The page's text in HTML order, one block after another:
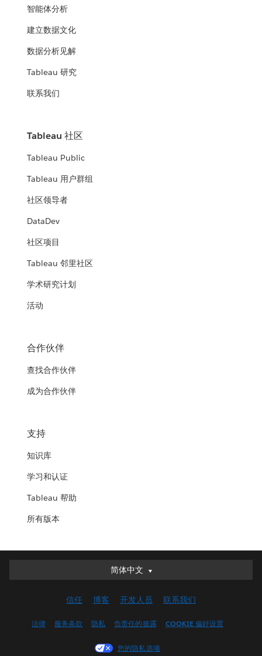
智能体分析
建立数据文化
数据分析见解
Tableau 研究
联系我们
Tableau 社区
Tableau Public
Tableau 用户群组
社区领导者
DataDev
社区项目
Tableau 邻里社区
学术研究计划
活动
合作伙伴
查找合作伙伴
成为合作伙伴
支持
知识库
学习和认证
Tableau 帮助
所有版本
简体中文
简体中文
English (UK)
Français (Canada)
信任 博客 开发人员 联系我们
法律 服务条款 隐私 负责任的披露 COOKIE 偏好设置
您的隐私选项